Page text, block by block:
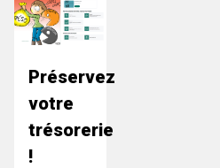
Préservez
votre
trésorerie
!